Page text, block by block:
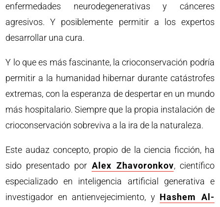
enfermedades neurodegenerativas y cánceres
agresivos. Y posiblemente permitir a los expertos
desarrollar una cura.
Y lo que es más fascinante, la crioconservación podría
permitir a la humanidad hibernar durante catástrofes
extremas, con la esperanza de despertar en un mundo
más hospitalario. Siempre que la propia instalación de
crioconservación sobreviva a la ira de la naturaleza.
Este audaz concepto, propio de la ciencia ficción, ha
sido presentado por Alex Zhavoronkov, científico
especializado en inteligencia artificial generativa e
investigador en antienvejecimiento, y Hashem Al-